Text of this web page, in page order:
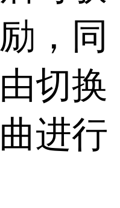
，同
切换
进行